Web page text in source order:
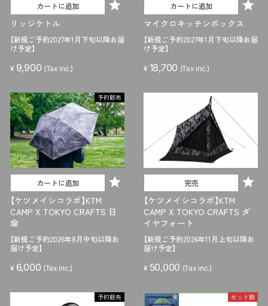
カートに追加
リッジケトル
【新規ご予約2027年1月下旬以降お届
け予定】
¥ 9,900 (Tax inc.)
カートに追加
マイクロキッチンボックス
【新規ご予約2027年1月下旬以降お届
け予定】
¥ 18,700 (Tax inc.)
予約販売
カートに追加
【ケツメイシコラボ】KTM
CAMP X TOKYO CRAFTS 日
傘
【新規ご予約2026年8月中旬以降お
届け予定】
¥ 6,000 (Tax inc.)
完売
【ケツメイシコラボ】KTM
CAMP X TOKYO CRAFTS ダ
イヤフォート
【新規ご予約2026年11月上旬以降お
届け予定】
¥ 50,000 (Tax inc.)
予約販売 セット割